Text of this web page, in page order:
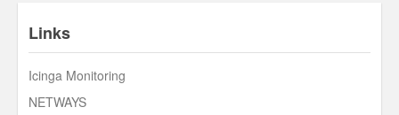
Links
Icinga Monitoring
NETWAYS